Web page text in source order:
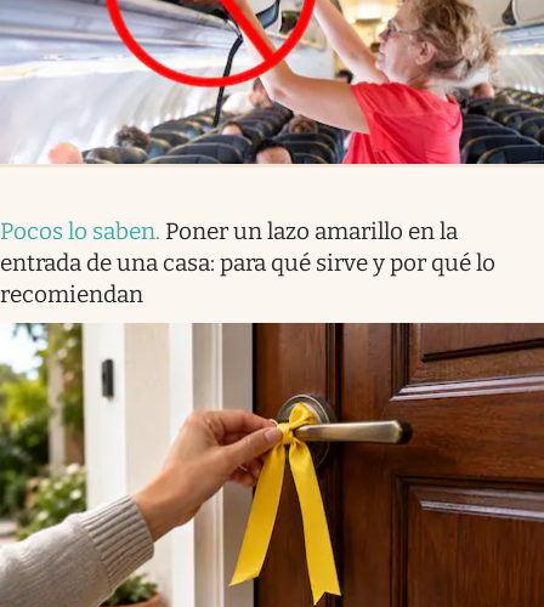
Pocos lo saben. Poner un lazo amarillo en la
entrada de una casa: para qué sirve y por qué lo
recomiendan